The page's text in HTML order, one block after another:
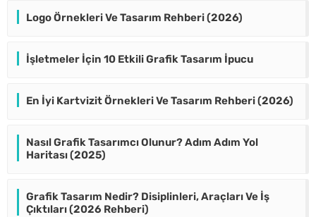
Logo Örnekleri Ve Tasarım Rehberi (2026)
İşletmeler İçin 10 Etkili Grafik Tasarım İpucu
En İyi Kartvizit Örnekleri Ve Tasarım Rehberi (2026)
Nasıl Grafik Tasarımcı Olunur? Adım Adım Yol
Haritası (2025)
Grafik Tasarım Nedir? Disiplinleri, Araçları Ve İş
Çıktıları (2026 Rehberi)